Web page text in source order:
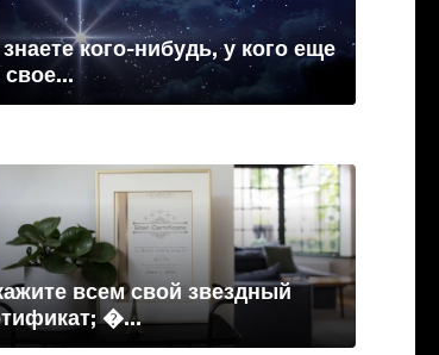
кого-нибудь, у кого еще
свое...
всем свой звездный
�...